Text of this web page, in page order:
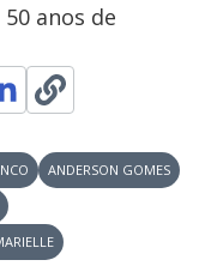
anos de
ANDERSON GOMES